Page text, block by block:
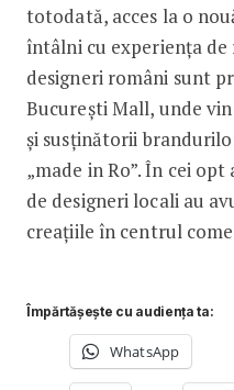
totodată, acces la o
întâlni cu experiența
designeri români sunt
București Mall, unde
și susținătorii
„made in Ro”. În cei
de designeri locali au
creațiile în centrul
Împărtășește cu audiența ta:
WhatsApp